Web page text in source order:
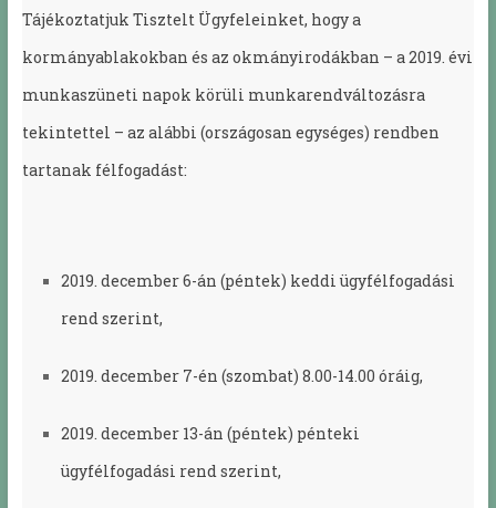
Tájékoztatjuk Tisztelt Ügyfeleinket, hogy a
kormányablakokban és az okmányirodákban – a 2019. évi
munkaszüneti napok körüli munkarendváltozásra
tekintettel – az alábbi (országosan egységes) rendben
tartanak félfogadást:
2019. december 6-án (péntek) keddi ügyfélfogadási
rend szerint,
2019. december 7-én (szombat) 8.00-14.00 óráig,
2019. december 13-án (péntek) pénteki
ügyfélfogadási rend szerint,